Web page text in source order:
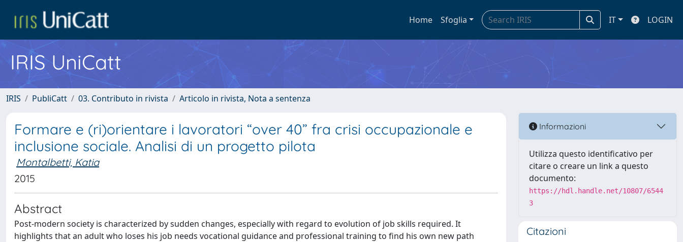
Home Sfoglia IT LOGIN
IRIS UniCatt
IRIS PubliCatt 03. Contributo in rivista Articolo in rivista, Nota a sentenza
Formare e (ri)orientare i lavoratori “over 40” fra crisi occupazionale e
inclusione sociale. Analisi di un progetto pilota
Montalbetti, Katia
2015
Abstract
Post-modern society is characterized by sudden changes, especially with regard to evolution of job skills required. It
highlights that an adult who loses his job needs vocational guidance and professional training to find his own new path
Informazioni
Utilizza questo identificativo per
citare o creare un link a questo
documento:
https://hdl.handle.net/10807/6544
3
Citazioni